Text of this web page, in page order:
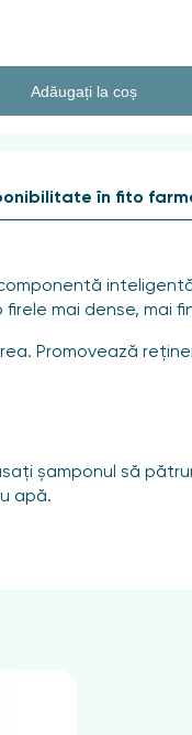
Adăugați la coș
mai dense, mai
Promovează
șamponul să
apă.
în fito